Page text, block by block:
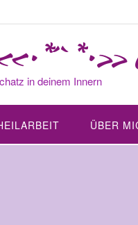
in deinem Innern
ÜBER